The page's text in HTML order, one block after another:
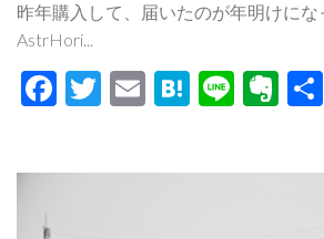
昨年購入して、届いたのが年明けにな
AstrHori...
Facebook
Twitter
EmailHatena
Line